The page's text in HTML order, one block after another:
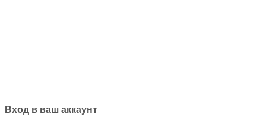
Вход в ваш аккаунт